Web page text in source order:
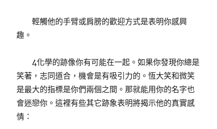
輕觸他的手臂或肩膀的歡迎方式是表明你感興
趣。
4化學的跡像你有可能在一起。如果你發現你總是
笑著，志同道合，機會是有吸引力的。恆大笑和微笑
是最大的指標是你們兩個之間。那就能用你的名字也
會迷戀你。這裡有些其它跡象表明將揭示他的真實感
情：